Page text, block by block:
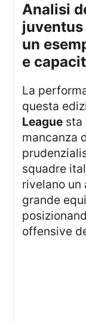
analisi delle statistiche della
juventus
un
e
La
questa
League sta
mancanza
squadre
rivelano un
grande
offensive